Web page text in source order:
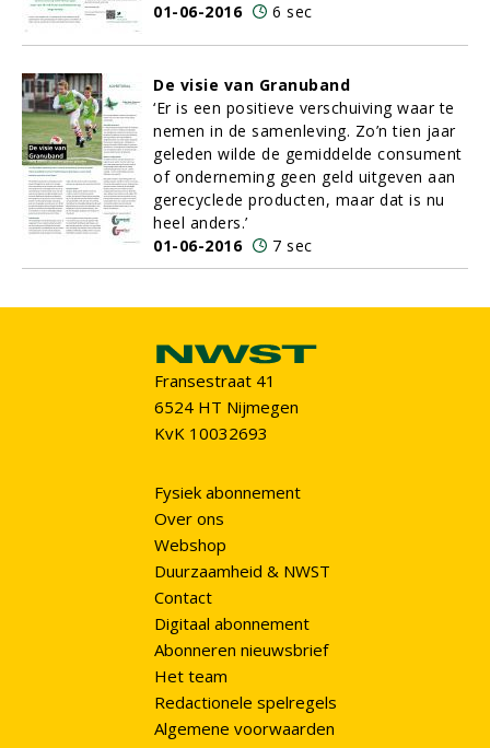
01-06-2016
6 sec
De visie van Granuband
‘Er is een positieve verschuiving waar te
nemen in de samenleving. Zo’n tien jaar
geleden wilde de gemiddelde consument
of onderneming geen geld uitgeven aan
gerecyclede producten, maar dat is nu
heel anders.’
01-06-2016
7 sec
Fransestraat 41
6524 HT Nijmegen
KvK 10032693
Fysiek abonnement
Over ons
Webshop
Duurzaamheid & NWST
Contact
Digitaal abonnement
Abonneren nieuwsbrief
Het team
Redactionele spelregels
Algemene voorwaarden